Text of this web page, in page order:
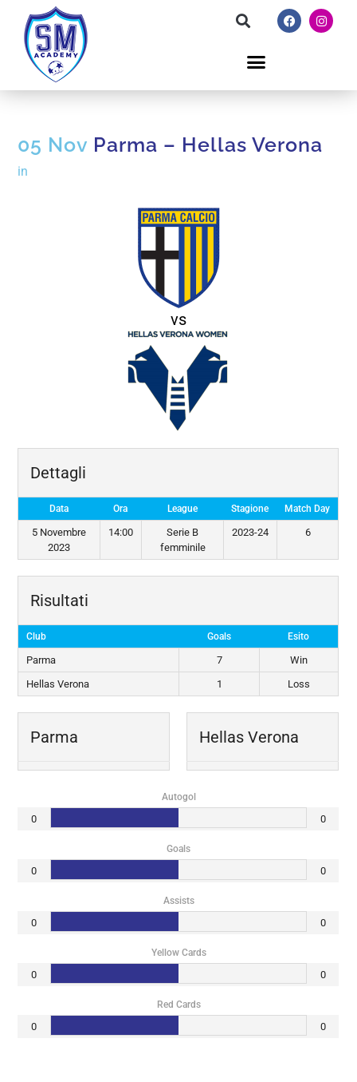
05 Nov Parma – Hellas Verona
in
vs
Dettagli
Data Ora League Stagione Match Day
5 Novembre
2023
14:00
Serie B
femminile
2023-24 6
Risultati
Club Goals Esito
Parma 7
Win
Hellas Verona
1 Loss
Parma Hellas Verona
Autogol
0 0
Goals
0 0
Assists
0 0
Yellow Cards
0 0
Red Cards
0 0